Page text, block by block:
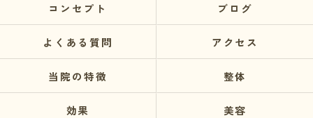
コンセプト ブログ
よくある質問 アクセス
当院の特徴 整体
効果 美容